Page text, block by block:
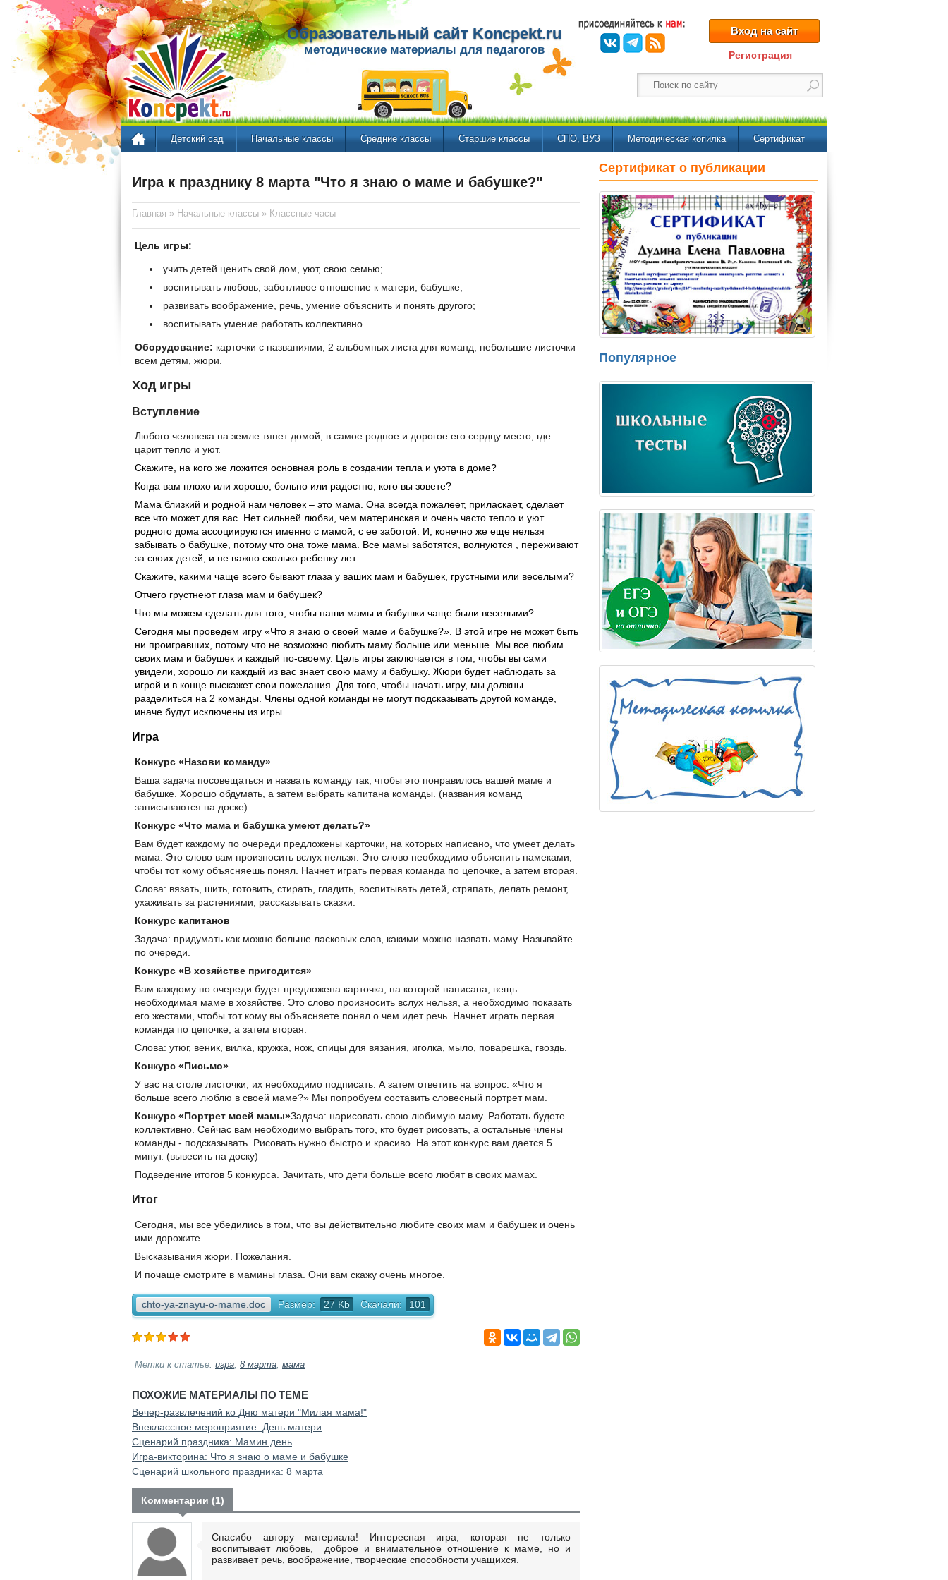
Образовательный сайт Koncpekt.ru
методические материалы для педагогов
Вход на сайт
Регистрация
Детский сад Начальные классы Средние классы Старшие классы СПО, ВУЗ Методическая копилка Сертификат
Игра к празднику 8 марта "Что я знаю о маме и бабушке?"
Главная » Начальные классы » Классные часы
Цель игры:
учить детей ценить свой дом, уют, свою семью;
воспитывать любовь, заботливое отношение к матери, бабушке;
развивать воображение, речь, умение объяснить и понять другого;
воспитывать умение работать коллективно.
Оборудование: карточки с названиями, 2 альбомных листа для команд, небольшие листочки
всем детям, жюри.
Ход игры
Вступление
Любого человека на земле тянет домой, в самое родное и дорогое его сердцу место, где
царит тепло и уют.
Скажите, на кого же ложится основная роль в создании тепла и уюта в доме?
Когда вам плохо или хорошо, больно или радостно, кого вы зовете?
Мама близкий и родной нам человек – это мама. Она всегда пожалеет, приласкает, сделает
все что может для вас. Нет сильней любви, чем материнская и очень часто тепло и уют
родного дома ассоциируются именно с мамой, с ее заботой. И, конечно же еще нельзя
забывать о бабушке, потому что она тоже мама. Все мамы заботятся, волнуются , переживают
за своих детей, и не важно сколько ребенку лет.
Скажите, какими чаще всего бывают глаза у ваших мам и бабушек, грустными или веселыми?
Отчего грустнеют глаза мам и бабушек?
Что мы можем сделать для того, чтобы наши мамы и бабушки чаще были веселыми?
Сегодня мы проведем игру «Что я знаю о своей маме и бабушке?». В этой игре не может быть
ни проигравших, потому что не возможно любить маму больше или меньше. Мы все любим
своих мам и бабушек и каждый по-своему. Цель игры заключается в том, чтобы вы сами
увидели, хорошо ли каждый из вас знает свою маму и бабушку. Жюри будет наблюдать за
игрой и в конце выскажет свои пожелания. Для того, чтобы начать игру, мы должны
разделиться на 2 команды. Члены одной команды не могут подсказывать другой команде,
иначе будут исключены из игры.
Игра
Конкурс «Назови команду»
Ваша задача посовещаться и назвать команду так, чтобы это понравилось вашей маме и
бабушке. Хорошо обдумать, а затем выбрать капитана команды. (названия команд
записываются на доске)
Конкурс «Что мама и бабушка умеют делать?»
Вам будет каждому по очереди предложены карточки, на которых написано, что умеет делать
мама. Это слово вам произносить вслух нельзя. Это слово необходимо объяснить намеками,
чтобы тот кому объясняешь понял. Начнет играть первая команда по цепочке, а затем вторая.
Слова: вязать, шить, готовить, стирать, гладить, воспитывать детей, стряпать, делать ремонт,
ухаживать за растениями, рассказывать сказки.
Конкурс капитанов
Задача: придумать как можно больше ласковых слов, какими можно назвать маму. Называйте
по очереди.
Конкурс «В хозяйстве пригодится»
Вам каждому по очереди будет предложена карточка, на которой написана, вещь
необходимая маме в хозяйстве. Это слово произносить вслух нельзя, а необходимо показать
его жестами, чтобы тот кому вы объясняете понял о чем идет речь. Начнет играть первая
команда по цепочке, а затем вторая.
Слова: утюг, веник, вилка, кружка, нож, спицы для вязания, иголка, мыло, поварешка, гвоздь.
Конкурс «Письмо»
У вас на столе листочки, их необходимо подписать. А затем ответить на вопрос: «Что я
больше всего люблю в своей маме?» Мы попробуем составить словесный портрет мам.
Конкурс «Портрет моей мамы»Задача: нарисовать свою любимую маму. Работать будете
коллективно. Сейчас вам необходимо выбрать того, кто будет рисовать, а остальные члены
команды - подсказывать. Рисовать нужно быстро и красиво. На этот конкурс вам дается 5
минут. (вывесить на доску)
Подведение итогов 5 конкурса. Зачитать, что дети больше всего любят в своих мамах.
Итог
Сегодня, мы все убедились в том, что вы действительно любите своих мам и бабушек и очень
ими дорожите.
Высказывания жюри. Пожелания.
И почаще смотрите в мамины глаза. Они вам скажу очень многое.
chto-ya-znayu-o-mame.doc Размер: 27 Kb Скачали: 101
Метки к статье: игра, 8 марта, мама
ПОХОЖИЕ МАТЕРИАЛЫ ПО ТЕМЕ
Вечер-развлечений ко Дню матери "Милая мама!"
Внеклассное мероприятие: День матери
Сценарий праздника: Мамин день
Игра-викторина: Что я знаю о маме и бабушке
Сценарий школьного праздника: 8 марта
Комментарии (1)
Спасибо автору материала! Интересная игра, которая не только
воспитывает любовь, доброе и внимательное отношение к маме, но и
развивает речь, воображение, творческие способности учащихся.
Сертификат о публикации
Популярное